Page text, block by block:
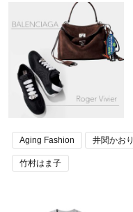
Aging Fashion 井関かおり
竹村はま子